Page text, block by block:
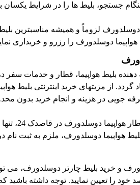
جستجو، بلیط ها را در شرایط یکسان با
دوسلدورف لزوماً و همیشه مناسبترین
دوسلدورف را رزرو و خریداری
بلیط هواپیما، قطار و خدمات
گردد. از مزیتهای خرید اینترنتی
جویی در هزینه و انجام خرید بدون
شایان
هواپیما دوسلدورف، ملزم به ثبت نام
و خرید بلیط چارتر دوسلدورف، می
را تعیین نمایید. توجه داشته